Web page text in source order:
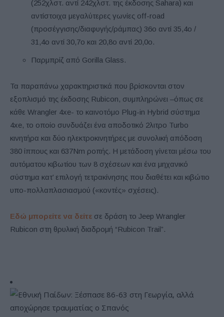
(252χλστ. αντί 242χλστ. της έκδοσης Sahara) και
αντίστοιχα μεγαλύτερες γωνίες off-road
(προσέγγισης/διαφυγής/ράμπας) 36ο αντί 35,4ο /
31,4ο αντί 30,7ο και 20,8ο αντί 20,0ο.
Παρμπρίζ από Gorilla Glass.
Τα παραπάνω χαρακτηριστικά που βρίσκονται στον
εξοπλισμό της έκδοσης Rubicon, συμπληρώνει –όπως σε
κάθε Wrangler 4xe- το καινοτόμο Plug-in Hybrid σύστημα
4xe, το οποίο συνδυάζει ένα αποδοτικό 2λιτρο Turbo
κινητήρα και δύο ηλεκτροκινητήρες με συνολική απόδοση
380 ίππους και 637Nm ροπής. Η μετάδοση γίνεται μέσω του
αυτόματου κιβωτίου των 8 σχέσεων και ένα μηχανικό
σύστημα κατ’ επιλογή τετρακίνησης που διαθέτει και κιβώτιο
υπο-πολλαπλασιασμού («κοντές» σχέσεις).
Εδώ μπορείτε να δείτε σε δράση το Jeep Wrangler
Rubicon στη θρυλική διαδρομή “Rubicon Trail”.